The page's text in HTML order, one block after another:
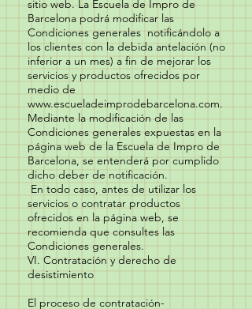
sitio web. La Escuela de Impro de
Barcelona podrá modificar las
Condiciones generales notificándolo a
los clientes con la debida antelación (no
inferior a un mes) a fin de mejorar los
servicios y productos ofrecidos por
medio de
www.escueladeimprodebarcelona.com.
Mediante la modificación de las
Condiciones generales expuestas en la
página web de la Escuela de Impro de
Barcelona, se entenderá por cumplido
dicho deber de notificación.
En todo caso, antes de utilizar los
servicios o contratar productos
ofrecidos en la página web, se
recomienda que consultes las
Condiciones generales.
VI. Contratación y derecho de
desistimiento
El proceso de contratación-